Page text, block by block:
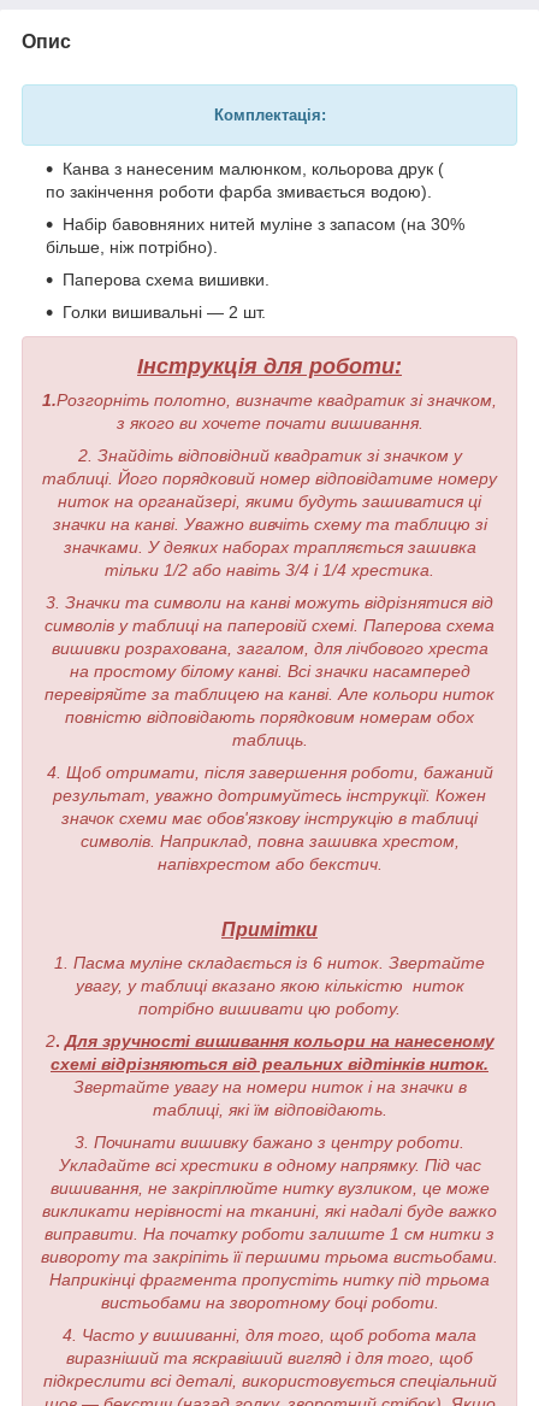
Опис
Комплектація:
Канва з нанесеним малюнком, кольорова друк (
по закінчення роботи фарба змивається водою).
Набір бавовняних нитей муліне з запасом (на 30%
більше, ніж потрібно).
Паперова схема вишивки.
Голки вишивальні — 2 шт.
Інструкція для роботи:
1.Розгорніть полотно, визначте квадратик зі значком,
з якого ви хочете почати вишивання.
2. Знайдіть відповідний квадратик зі значком у
таблиці. Його порядковий номер відповідатиме номеру
ниток на органайзері, якими будуть зашиватися ці
значки на канві. Уважно вивчіть схему та таблицю зі
значками. У деяких наборах трапляється зашивка
тільки 1/2 або навіть 3/4 і 1/4 хрестика.
3. Значки та символи на канві можуть відрізнятися від
символів у таблиці на паперовій схемі. Паперова схема
вишивки розрахована, загалом, для лічбового хреста
на простому білому канві. Всі значки насамперед
перевіряйте за таблицею на канві. Але кольори ниток
повністю відповідають порядковим номерам обох
таблиць.
4. Щоб отримати, після завершення роботи, бажаний
результат, уважно дотримуйтесь інструкції. Кожен
значок схеми має обов'язкову інструкцію в таблиці
символів. Наприклад, повна зашивка хрестом,
напівхрестом або бекстич.
Примітки
1. Пасма муліне складається із 6 ниток. Звертайте
увагу, у таблиці вказано якою кількістю ниток
потрібно вишивати цю роботу.
2. Для зручності вишивання кольори на нанесеному
схемі відрізняються від реальних відтінків ниток.
Звертайте увагу на номери ниток і на значки в
таблиці, які їм відповідають.
3. Починати вишивку бажано з центру роботи.
Укладайте всі хрестики в одному напрямку. Під час
вишивання, не закріплюйте нитку вузликом, це може
викликати нерівності на тканині, які надалі буде важко
виправити. На початку роботи залиште 1 см нитки з
вивороту та закріпіть її першими трьома вистьобами.
Наприкінці фрагмента пропустіть нитку під трьома
вистьобами на зворотному боці роботи.
4. Часто у вишиванні, для того, щоб робота мала
виразніший та яскравіший вигляд і для того, щоб
підкреслити всі деталі, використовується спеціальний